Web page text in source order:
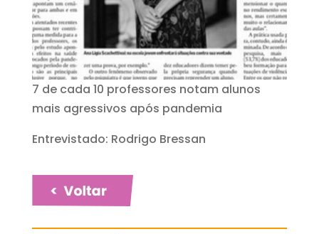
7 de cada 10 professores notam alunos
mais agressivos após pandemia
Entrevistado: Rodrigo Bressan